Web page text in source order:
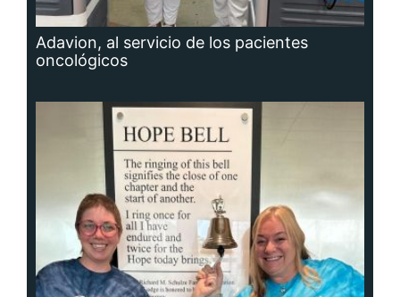
Adavion, al servicio de los pacientes
oncológicos